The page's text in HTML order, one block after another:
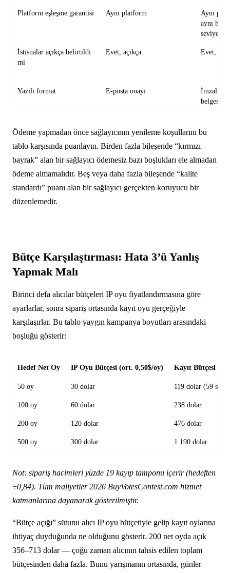
Platform eşleşme garantisi Aynı platform
Aynı
aynı
seviyesi
İstisnalar açıkça belirtildi
mi
Evet, açıkça Evet, dar
Yazılı format E-posta onayı
İmzalı
belgesi
Ödeme yapmadan önce sağlayıcının yenileme koşullarını bu
tablo karşısında puanlayın. Birden fazla bileşende “kırmızı
bayrak” alan bir sağlayıcı ödemesiz bazı boşlukları ele almadan
ödeme almamalıdır. Beş veya daha fazla bileşende “kalite
standardı” puanı alan bir sağlayıcı gerçekten koruyucu bir
düzenlemedir.
Bütçe Karşılaştırması: Hata 3’ü Yanlış
Yapmak Malı
Birinci defa alıcılar bütçeleri IP oyu fiyatlandırmasına göre
ayarlarlar, sonra sipariş ortasında kayıt oyu gerçeğiyle
karşılaşırlar. Bu tablo yaygın kampanya boyutları arasındaki
boşluğu gösterir:
Hedef Net Oy IP Oyu Bütçesi (ort. 0,50$/oy) Kayıt Bütçesi
50 oy 30 dolar 119 dolar (59
100 oy 60 dolar 238 dolar
200 oy 120 dolar 476 dolar
500 oy 300 dolar 1.190 dolar
Not: sipariş hacimleri yüzde 19 kayıp tamponu içerir (hedeften
÷0,84). Tüm maliyetler 2026 BuyVotesContest.com hizmet
katmanlarına dayanarak gösterilmiştir.
“Bütçe açığı” sütunu alıcı IP oyu bütçetiyle gelip kayıt oylarına
ihtiyaç duyduğunda ne olduğunu gösterir. 200 net oyda açık
356–713 dolar — çoğu zaman alıcının tahsis edilen toplam
bütçesinden daha fazla. Bunu yarışmanın ortasında, günler